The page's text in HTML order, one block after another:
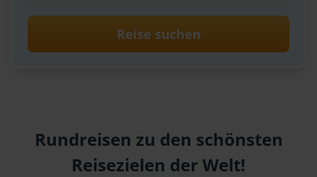
Reise suchen
Rundreisen zu den schönsten
Reisezielen der Welt!